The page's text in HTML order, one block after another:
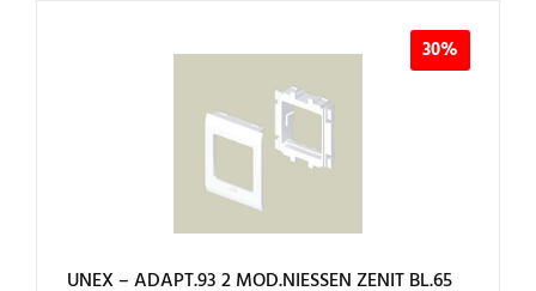
30%
UNEX – ADAPT.93 2 MOD.NIESSEN ZENIT BL.65